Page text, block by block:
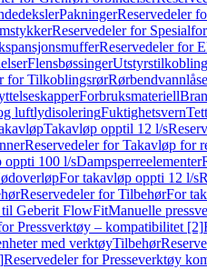
PakningerReservedeler
Reservedeler for
Reservedeler for
Flensbøssinger
for Tilkoblingsrør
Forbruksmateriell
luftlydisoleringFuktighetsvern
Takavløp opptil 12 l/s
Reservedeler for Takavløp for
oppti 100 l/sDampsperreelementer
For takavløp oppti 12 l/s
Reservedeler for TilbehørFor
til Geberit FlowFitManuelle
Pressverktøy – kompatibilitet [2]
med verktøyTilbehør
Reservedeler for Presseverktøy